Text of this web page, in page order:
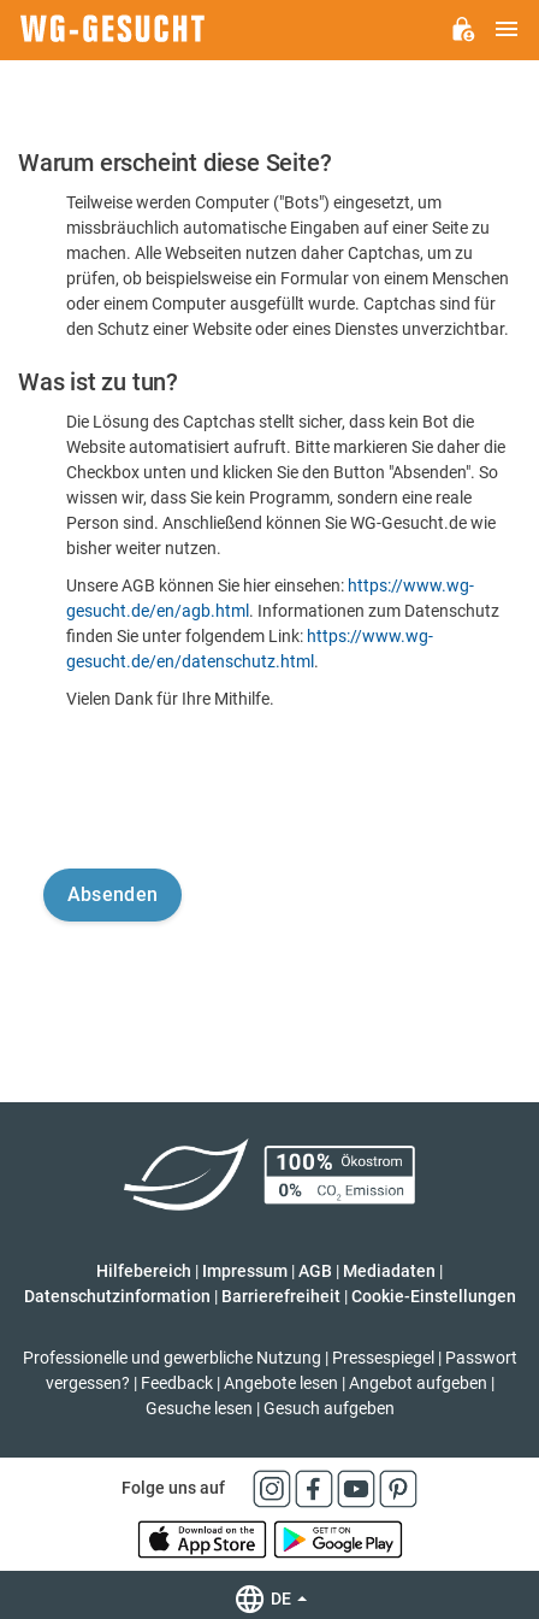
Bitte
dass
sind
Warum erscheint diese Seite?
Teilweise werden Computer ("Bots") eingesetzt, um
missbräuchlich automatische Eingaben auf einer Seite zu
machen. Alle Webseiten nutzen daher Captchas, um zu
prüfen, ob beispielsweise ein Formular von einem Menschen
oder einem Computer ausgefüllt wurde. Captchas sind für
den Schutz einer Website oder eines Dienstes unverzichtbar.
Was ist zu tun?
Die Lösung des Captchas stellt sicher, dass kein Bot die
Website automatisiert aufruft. Bitte markieren Sie daher die
Checkbox unten und klicken Sie den Button "Absenden". So
wissen wir, dass Sie kein Programm, sondern eine reale
Person sind. Anschließend können Sie WG-Gesucht.de wie
bisher weiter nutzen.
Unsere AGB können Sie hier einsehen: https://www.wg-
gesucht.de/en/agb.html . Informationen zum Datenschutz
finden Sie unter folgendem Link: https://www.wg-
gesucht.de/en/datenschutz.html .
Vielen Dank für Ihre Mithilfe.
Hilfebereich | Impressum |AGB | Mediadaten |
Datenschutzinformation | Barrierefreiheit | Cookie-Einstellungen
Professionelle und gewerbliche Nutzung | Pressespiegel | Passwort
vergessen? | Feedback | Angebote lesen | Angebot aufgeben |
Gesuche lesen | Gesuch aufgeben
Folge uns auf
DE